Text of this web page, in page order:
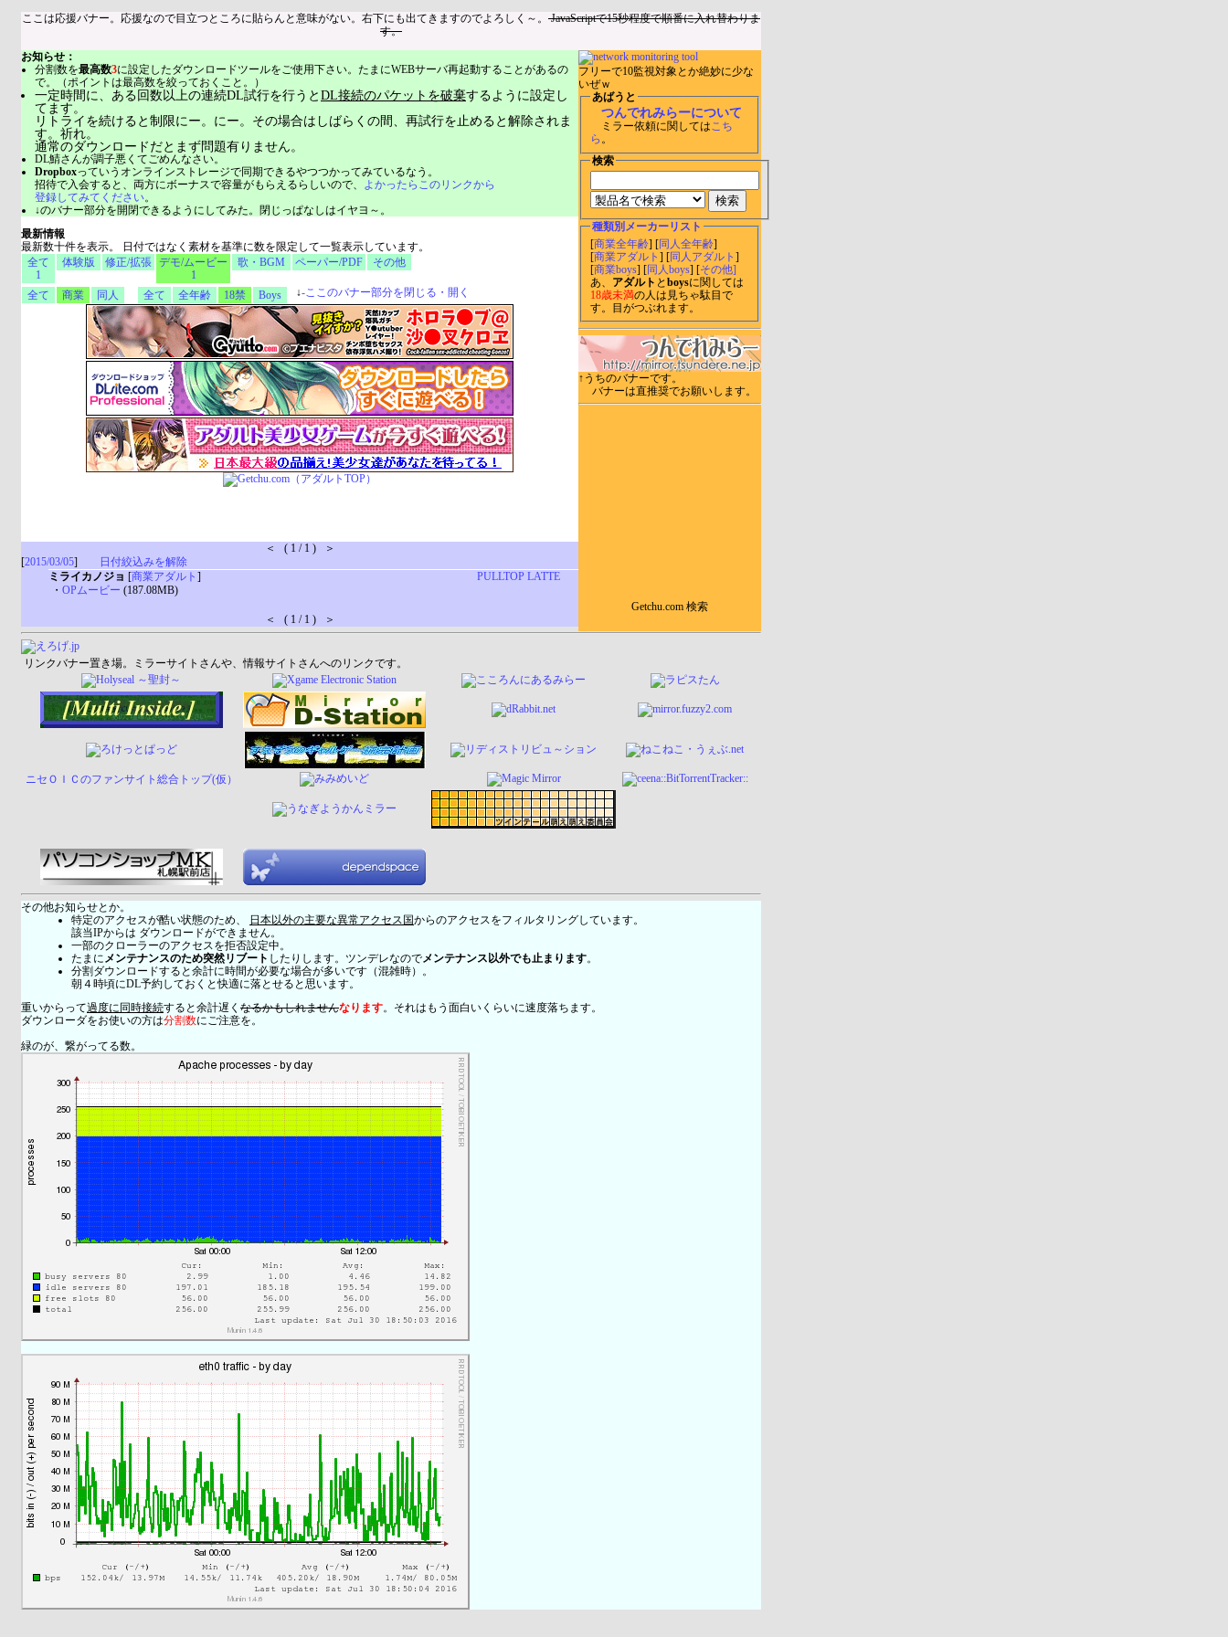
ここは応援バナー。応援なので目立つところに貼らんと意味がない。右下にも出てきますのでよろしく～。 JavaScriptで15秒程度で順番に入れ替わりま
す。
フリーで10監視対象とか絶妙に少な
いぜｗ
あばうと
つんでれみらーについて
ミラー依頼に関してはこち
ら 。
検索
種類別メーカーリスト
[商業全年齢 ] [同人全年齢]
[商業アダルト ] [同人アダルト ]
[商業boys] [同人boys ] [その他]
あ、 アダルト とboysに関しては
18歳未満の人は見ちゃ駄目で
す。目がつぶれます。
↑うちのバナーです。
バナーは直推奨でお願いします。
Getchu.com 検索
お知らせ：
分割数を最高数3に設定したダウンロードツールをご使用下さい。たまにWEBサーバ再起動することがあるの
で。（ポイントは最高数を絞っておくこと。）
一定時間に、ある回数以上の連続DL試行を行うとDL接続のパケットを破棄するように設定し
てます。
リトライを続けると制限にー。にー。その場合はしばらくの間、再試行を止めると解除されま
す。祈れ。
通常のダウンロードだとまず問題有りません。
DL鯖さんが調子悪くてごめんなさい。
Dropboxっていうオンラインストレージで同期できるやつつかってみているなう。
招待で入会すると、両方にボーナスで容量がもらえるらしいので、 よかったらこのリンクから
登録してみてください。
↓のバナー部分を開閉できるようにしてみた。閉じっぱなしはイヤヨ～。
最新情報
最新数十件を表示。 日付ではなく素材を基準に数を限定して一覧表示しています。
全て
1
体験版 修正/拡張 デモ/ムービー
1
歌・BGM ペーパー/PDF その他
全て 商業 同人 全て 全年齢 18禁 Boys ↓-ここのバナー部分を閉じる・開く
＜ ( 1 / 1 ) ＞
[2015/03/05]
日付絞込みを解除
ミライカノジョ [商業アダルト ]
PULLTOP LATTE
・ OPムービー (187.08MB)
＜ ( 1 / 1 ) ＞
リンクバナー置き場。ミラーサイトさんや、情報サイトさんへのリンクです。
ニセＯＩＣのファンサイト総合トップ(仮）
その他お知らせとか。
特定のアクセスが酷い状態のため、
日本以外の主要な異常アクセス国からのアクセスをフィルタリングしています。
該当IPからは ダウンロードができません。
一部のクローラーのアクセスを拒否設定中。
たまにメンテナンスのため突然リブート したりします。ツンデレなのでメンテナンス以外でも止まります。
分割ダウンロードすると余計に時間が必要な場合が多いです（混雑時）。
朝４時頃にDL予約しておくと快適に落とせると思います。
重いからって過度に同時接続すると余計遅く なるかもしれませんなります。それはもう面白いくらいに速度落ちます。
ダウンローダをお使いの方は分割数にご注意を。
緑のが、繋がってる数。